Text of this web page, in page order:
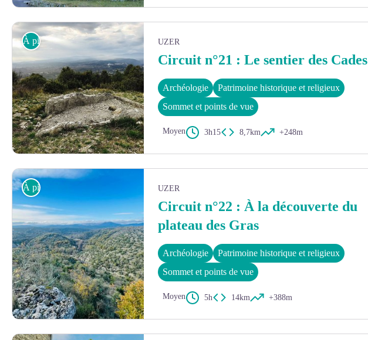
À pied UZER
Circuit n°21 : Le sentier des Cades
Archéologie
Patrimoine historique et religieux
Sommet et points de vue
Moyen 3h15 8,7km +248m
À pied UZER
Circuit n°22 : À la découverte du
plateau des Gras
Archéologie
Patrimoine historique et religieux
Sommet et points de vue
Moyen 5h 14km +388m